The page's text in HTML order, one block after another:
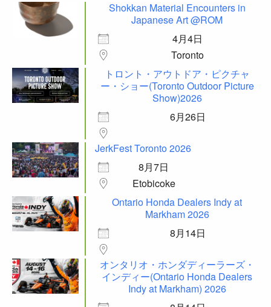
Shokkan Material Encounters in
Japanese Art @ROM
4月4日
Toronto
トロント・アウトドア・ピクチャ
ー・ショー(Toronto Outdoor Picture
Show)2026
6月26日
JerkFest Toronto 2026
8月7日
Etobicoke
Ontario Honda Dealers Indy at
Markham 2026
8月14日
オンタリオ・ホンダディーラーズ・
インディー(Ontario Honda Dealers
Indy at Markham) 2026